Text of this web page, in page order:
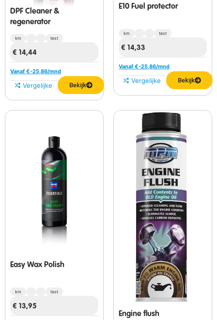
DPF Cleaner &
regenerator
km test
€ 14,44
Vanaf €-25,86/mnd
Vergelijken Bekijk
E10 Fuel protector
km test
€ 14,33
Vanaf €-25,86/mnd
Vergelijken Bekijk
Easy Wax Polish
km test
€ 13,95
Engine flush